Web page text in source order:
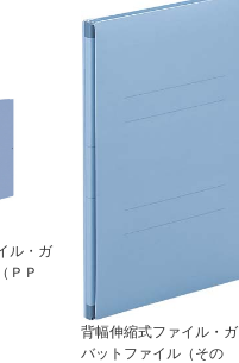
ル・ガ
ＰＰ
背幅伸縮式ファイル・ガ
バットファイル（その